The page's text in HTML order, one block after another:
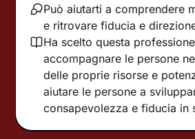
Può aiutarti a comprendere
e ritrovare fiducia e
Ha scelto questa
accompagnare le persone
delle proprie risorse e
aiutare le persone a
consapevolezza e fiducia in